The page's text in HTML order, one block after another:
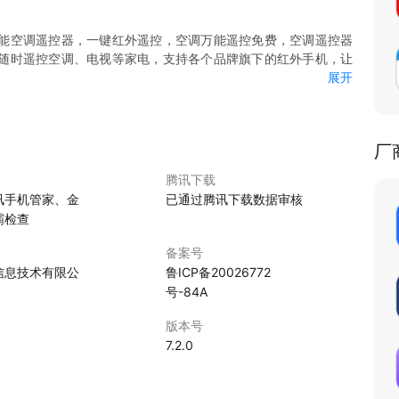
空调遥控器，一键红外遥控，空调万能遥控免费，空调遥控器
时遥控空调、电视等家电，支持各个品牌旗下的红外手机，让
展开
手机管家、金
检查
腾讯下载
已通过腾讯下载数据审核
息技术有限公
备案号
鲁ICP备20026772
号-84A
版本号
7.2.0
厂